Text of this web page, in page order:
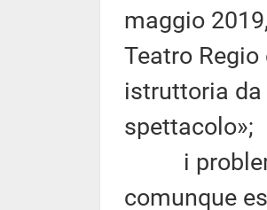
maggio
Teatro
istruttoria da
spettacolo»;
i problemi
comunque